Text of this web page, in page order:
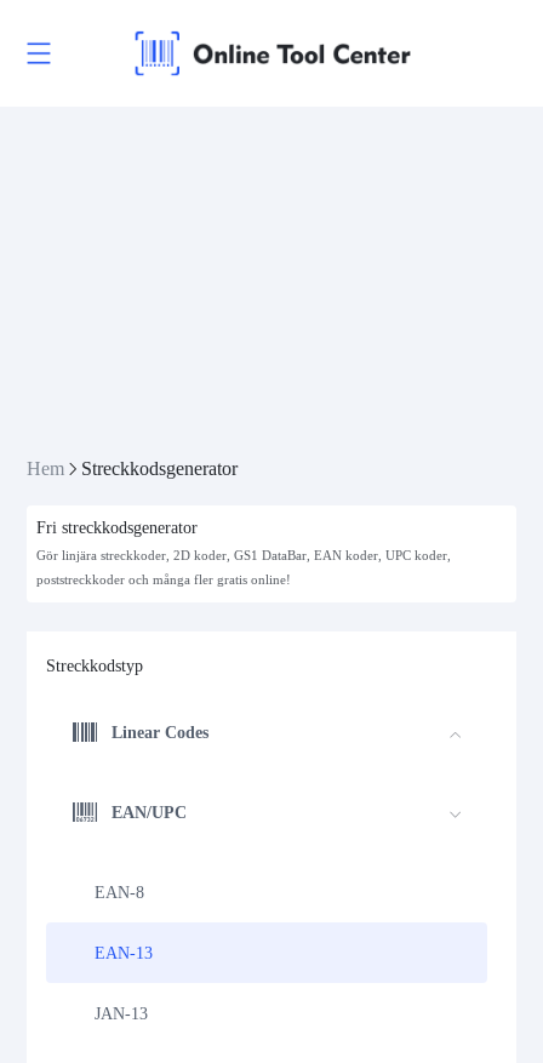
Hem Streckkodsgenerator
Fri streckkodsgenerator
Gör linjära streckkoder, 2D koder, GS1 DataBar, EAN koder, UPC koder,
poststreckkoder och många fler gratis online!
Streckkodstyp
Linear Codes
EAN/UPC
EAN-8
EAN-13
JAN-13